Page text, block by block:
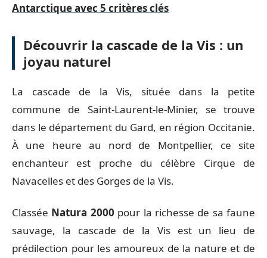
Antarctique avec 5 critères clés
Découvrir la cascade de la Vis : un
joyau naturel
La cascade de la Vis, située dans la petite
commune de Saint-Laurent-le-Minier, se trouve
dans le département du Gard, en région Occitanie.
À une heure au nord de Montpellier, ce site
enchanteur est proche du célèbre Cirque de
Navacelles et des Gorges de la Vis.
Classée Natura 2000 pour la richesse de sa faune
sauvage, la cascade de la Vis est un lieu de
prédilection pour les amoureux de la nature et de